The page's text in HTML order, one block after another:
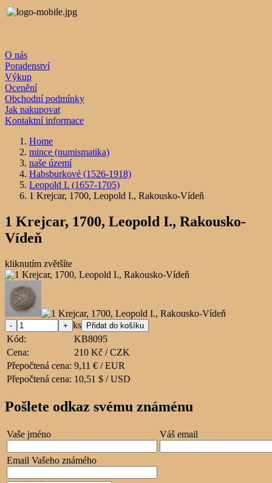
O nás
Poradenství
Výkup
Ocenění
Obchodní podmínky
Jak nakupovat
Kontaktní informace
Home
mince (numismatika)
naše území
Habsburkové (1526-1918)
Leopold I. (1657-1705)
1 Krejcar, 1700, Leopold I., Rakousko-Vídeň
1 Krejcar, 1700, Leopold I., Rakousko-
Vídeň
kliknutím zvětšíte
ks
Kód:
KB8095
Cena:
210 Kč / CZK
Přepočtená cena: 9,11 € / EUR
Přepočtená cena: 10,51 $ / USD
Pošlete odkaz svému známénu
Vaše jméno Váš email
Email Vašeho známého